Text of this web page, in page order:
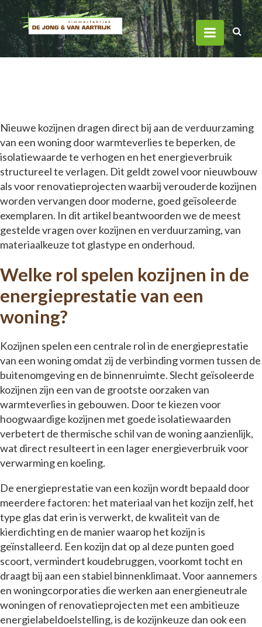
bij aan de verduurzaming
van een woning?
Nieuwe kozijnen dragen direct bij aan de verduurzaming
van een woning door warmteverlies te beperken, de
isolatiewaarde te verhogen en het energieverbruik
structureel te verlagen. Dit geldt zowel voor nieuwbouw
als voor renovatieprojecten waarbij verouderde kozijnen
worden vervangen door moderne, goed geïsoleerde
exemplaren. In dit artikel beantwoorden we de meest
gestelde vragen over kozijnen en verduurzaming, van
materiaalkeuze tot glastype en onderhoud.
Welke rol spelen kozijnen in de
energieprestatie van een
woning?
Kozijnen spelen een centrale rol in de energieprestatie
van een woning omdat zij de verbinding vormen tussen de
buitenomgeving en de binnenruimte. Slecht geïsoleerde
kozijnen zijn een van de grootste oorzaken van
warmteverlies in gebouwen. Door te kiezen voor
hoogwaardige kozijnen met goede isolatiewaarden
verbetert de thermische schil van de woning aanzienlijk,
wat direct resulteert in een lager energieverbruik voor
verwarming en koeling.
De energieprestatie van een kozijn wordt bepaald door
meerdere factoren: het materiaal van het kozijn zelf, het
type glas dat erin is verwerkt, de kwaliteit van de
kierdichting en de manier waarop het kozijn is
geïnstalleerd. Een kozijn dat op al deze punten goed
scoort, vermindert koudebruggen, voorkomt tocht en
draagt bij aan een stabiel binnenklimaat. Voor aannemers
en woningcorporaties die werken aan energieneutrale
woningen of renovatieprojecten met een ambitieuze
energielabeldoelstelling, is de kozijnkeuze dan ook een